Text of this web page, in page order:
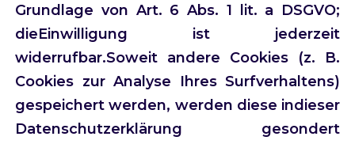
Grundlage von Art. 6 Abs. 1 lit. a DSGVO;
dieEinwilligung ist jederzeit
widerrufbar.Soweit andere Cookies (z. B.
Cookies zur Analyse Ihres Surfverhaltens)
gespeichert werden, werden diese indieser
Datenschutzerklärung gesondert